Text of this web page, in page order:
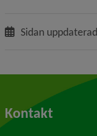
Sidan
Kontakt